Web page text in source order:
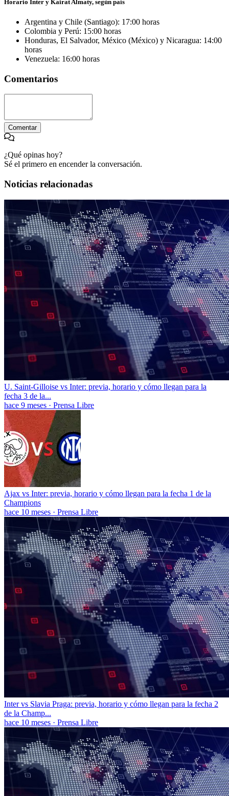
Horario Inter y Kairat Almaty, según país
Argentina y Chile (Santiago): 17:00 horas
Colombia y Perú: 15:00 horas
Honduras, El Salvador, México (México) y Nicaragua: 14:00
horas
Venezuela: 16:00 horas
Comentarios
Comentar
¿Qué opinas hoy?
Sé el primero en encender la conversación.
Noticias relacionadas
U. Saint-Gilloise vs Inter: previa, horario y cómo llegan para la
fecha 3 de la...
hace 9 meses · Prensa Libre
Ajax vs Inter: previa, horario y cómo llegan para la fecha 1 de la
Champions
hace 10 meses · Prensa Libre
Inter vs Slavia Praga: previa, horario y cómo llegan para la fecha 2
de la Champ...
hace 10 meses · Prensa Libre